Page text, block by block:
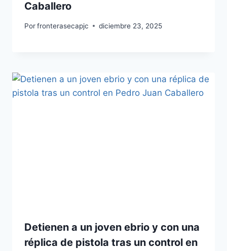
Caballero
Porfronterasecapjc diciembre 23, 2025
Detienen a un joven ebrio y con una
réplica de pistola tras un control en